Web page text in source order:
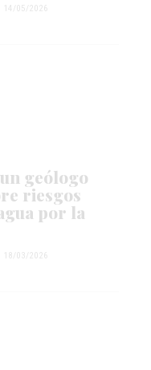
14/05/2026
geólogo
riesgos
por la
18/03/2026